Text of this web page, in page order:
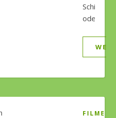
Schinken
oder…
FILME